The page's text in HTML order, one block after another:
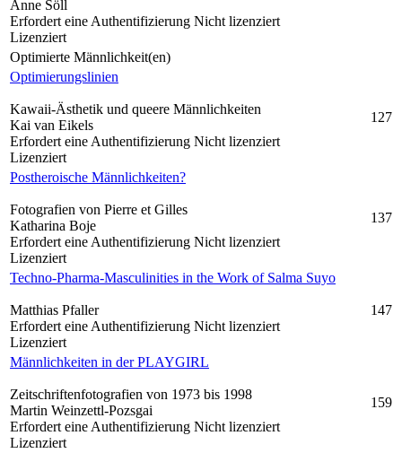
Änne Söll
Erfordert eine Authentifizierung Nicht lizenziert
Lizenziert
Optimierte Männlichkeit(en)
Optimierungslinien
Kawaii-Ästhetik und queere Männlichkeiten
Kai van Eikels
Erfordert eine Authentifizierung Nicht lizenziert
Lizenziert
127
Postheroische Männlichkeiten?
Fotografien von Pierre et Gilles
Katharina Boje
Erfordert eine Authentifizierung Nicht lizenziert
Lizenziert
137
Techno-Pharma-Masculinities in the Work of Salma Suyo
Matthias Pfaller
Erfordert eine Authentifizierung Nicht lizenziert
Lizenziert
147
Männlichkeiten in der PLAYGIRL
Zeitschriftenfotografien von 1973 bis 1998
Martin Weinzettl-Pozsgai
Erfordert eine Authentifizierung Nicht lizenziert
Lizenziert
159